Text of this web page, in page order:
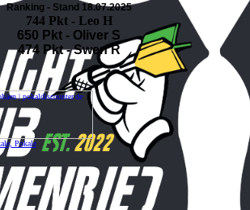
Ranking - Stand 18.07.2025
744 Pkt - Leo H
650 Pkt - Oliver S
474 Pkt - Swen R